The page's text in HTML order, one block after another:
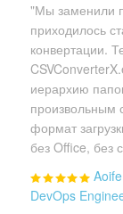
"Мы заменили
приходилось
конвертации.
иерархию
произвольным
формат
без Office, без
DevOps